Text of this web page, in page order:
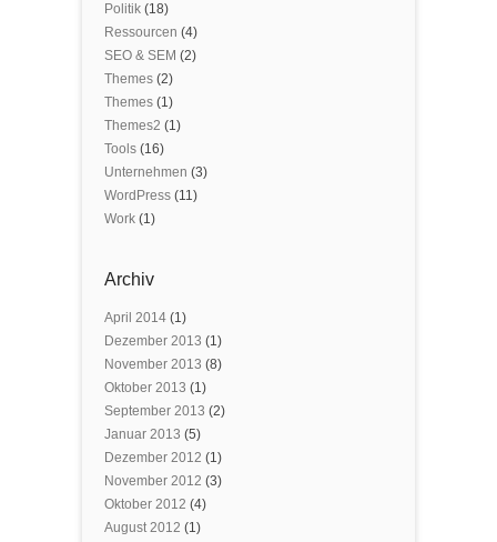
Politik (18)
Ressourcen (4)
SEO & SEM (2)
Themes (2)
Themes (1)
Themes2 (1)
Tools (16)
Unternehmen (3)
WordPress (11)
Work (1)
Archiv
April 2014 (1)
Dezember 2013 (1)
November 2013 (8)
Oktober 2013 (1)
September 2013 (2)
Januar 2013 (5)
Dezember 2012 (1)
November 2012 (3)
Oktober 2012 (4)
August 2012 (1)